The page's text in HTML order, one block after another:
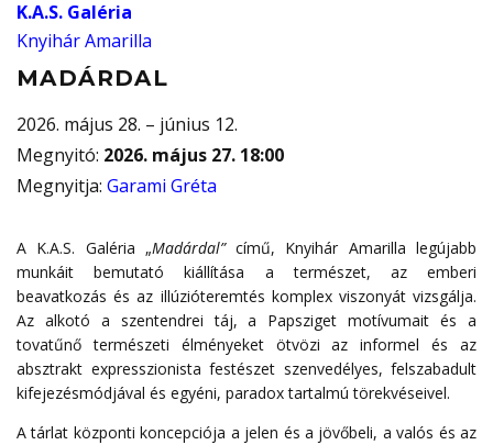
K.A.S. Galéria
Knyihár Amarilla
MADÁRDAL
2026. május 28. – június 12.
Megnyitó: 2026. május 27. 18:00
Megnyitja: Garami Gréta
A K.A.S. Galéria „Madárdal”című, Knyihár Amarilla legújabb
munkáit bemutató kiállítása a természet, az emberi
beavatkozás és az illúzióteremtés komplex viszonyát vizsgálja.
Az alkotó a szentendrei táj, a Papsziget motívumait és a
tovatűnő természeti élményeket ötvözi az informel és az
absztrakt expresszionista festészet szenvedélyes, felszabadult
kifejezésmódjával és egyéni, paradox tartalmú törekvéseivel.
A tárlat központi koncepciója a jelen és a jövőbeli, a valós és az